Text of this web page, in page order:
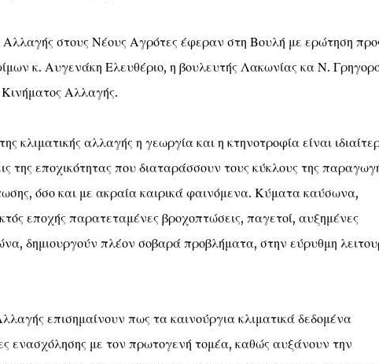
στους Νέους Αγρότες έφεραν στη Βουλή με ερώτηση
κ. Αυγενάκη Ελευθέριο, η βουλευτής Λακωνίας κα Ν.
Αλλαγής.
κλιματικής αλλαγής η γεωργία και η κτηνοτροφία είναι
της εποχικότητας που διαταράσσουν τους κύκλους της
όσο και με ακραία καιρικά φαινόμενα. Κύματα καύσωνα,
εποχής παρατεταμένες βροχοπτώσεις, παγετοί, αυξημένες
δημιουργούν πλέον σοβαρά προβλήματα, στην εύρυθμη
επισημαίνουν πως τα καινούργια κλιματικά δεδομένα
ενασχόλησης με τον πρωτογενή τομέα, καθώς αυξάνουν την